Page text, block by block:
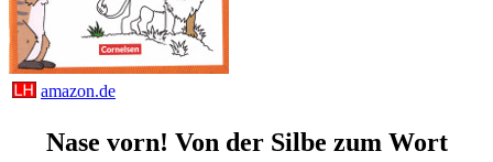
amazon.de
Nase vorn! Von der Silbe zum Wort